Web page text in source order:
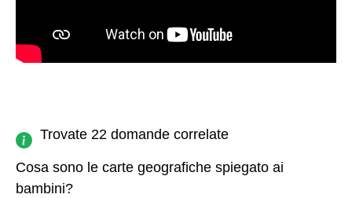
Trovate 22 domande correlate
Cosa sono le carte geografiche spiegato ai
bambini?